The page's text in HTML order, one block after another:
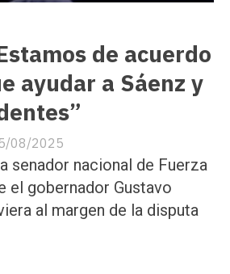
de acuerdo
ayudar a Sáenz y
08/2025
senador nacional de Fuerza
el gobernador Gustavo
al margen de la disputa